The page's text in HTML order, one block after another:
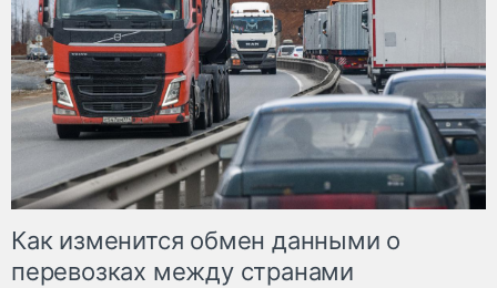
Как изменится обмен данными о
перевозках между странами